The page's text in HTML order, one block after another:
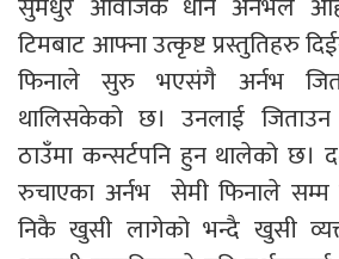
टिमबाट आफ्ना उत्कृष्ट प्रस्तुतिहरु
फिनाले सुरु भएसंगै अर्नभ
थालिसकेको छ। उनलाई जिताउन
ठाउँमा कन्सर्टपनि हुन थालेको छ।
रुचाएका अर्नभ सेमी फिनाले सम्म
निकै खुसी लागेको भन्दै खुसी